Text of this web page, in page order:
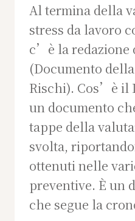
Al termina della
stress da lavoro
c’è la redazione
(Documento
Rischi). Cos’è il
un documento
tappe della
svolta,
ottenuti nelle
preventive. È un
che segue la